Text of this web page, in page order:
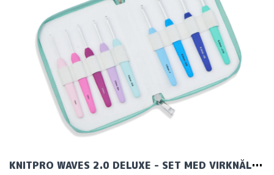
KNITPRO WAVES 2.0 DELUXE - SET MED VIRKNÅLAR (9 ST)